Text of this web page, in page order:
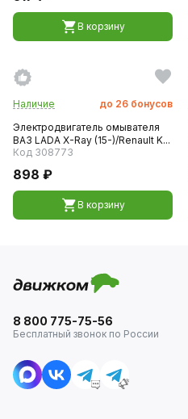
В корзину
Наличие до 26 бонусов
Электродвигатель омывателя
ВАЗ LADA X-Ray (15-)/Renault K...
Код 308773
898 ₽
В корзину
8 800 775-75-56
Бесплатный звонок по России